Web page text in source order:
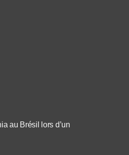
au Brésil lors d’un